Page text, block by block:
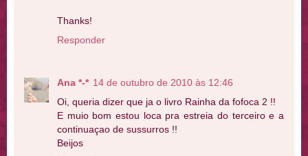
Thanks!
Responder
Ana *-* 14 de outubro de 2010 às 12:46
Oi, queria dizer que ja o livro Rainha da fofoca 2 !!
E muio bom estou loca pra estreia do terceiro e a
continuaçao de sussurros !!
Beijos